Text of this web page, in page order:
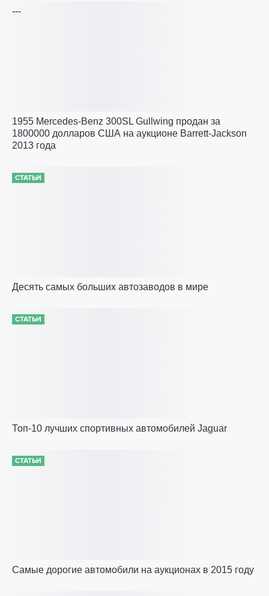
---
1955 Mercedes-Benz 300SL Gullwing продан за
1800000 долларов США на аукционе Barrett-Jackson
2013 года
СТАТЬИ
Десять самых больших автозаводов в мире
СТАТЬИ
Топ-10 лучших спортивных автомобилей Jaguar
СТАТЬИ
Самые дорогие автомобили на аукционах в 2015 году